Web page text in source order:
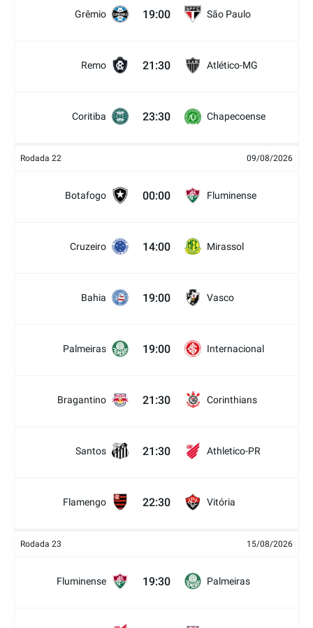
Grêmio 19:00 São Paulo
Remo 21:30 Atlético-MG
Coritiba 23:30 Chapecoense
Rodada 22 09/08/2026
Botafogo 00:00 Fluminense
Cruzeiro 14:00 Mirassol
Bahia 19:00 Vasco
Palmeiras 19:00 Internacional
Bragantino 21:30 Corinthians
Santos 21:30 Athletico-PR
Flamengo 22:30 Vitória
Rodada 23 15/08/2026
Fluminense 19:30 Palmeiras